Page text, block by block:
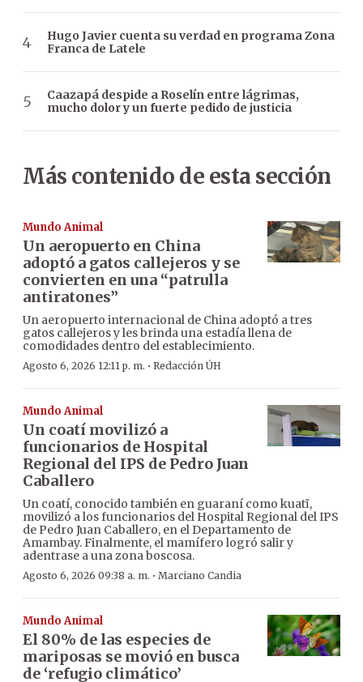
Hugo Javier cuenta su verdad en programa Zona
Franca de Latele
Caazapá despide a Roselín entre lágrimas,
mucho dolor y un fuerte pedido de justicia
Más contenido de esta sección
Mundo Animal
Un aeropuerto en China
adoptó a gatos callejeros y se
convierten en una “patrulla
antiratones”
Un aeropuerto internacional de China adoptó a tres
gatos callejeros y les brinda una estadía llena de
comodidades dentro del establecimiento.
Agosto 6, 2026 12:11 p. m. · Redacción ÚH
Mundo Animal
Un coatí movilizó a
funcionarios de Hospital
Regional del IPS de Pedro Juan
Caballero
Un coatí, conocido también en guaraní como kuatĩ,
movilizó a los funcionarios del Hospital Regional del IPS
de Pedro Juan Caballero, en el Departamento de
Amambay. Finalmente, el mamífero logró salir y
adentrase a una zona boscosa.
Agosto 6, 2026 09:38 a. m. · Marciano Candia
Mundo Animal
El 80% de las especies de
mariposas se movió en busca
de ‘refugio climático’